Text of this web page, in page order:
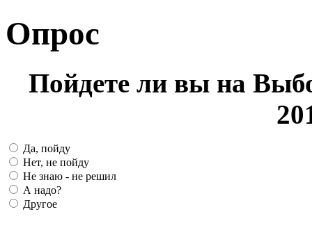
Опрос
Пойдете ли вы на
Да, пойду
Нет, не пойду
Не знаю - не решил
А надо?
Другое